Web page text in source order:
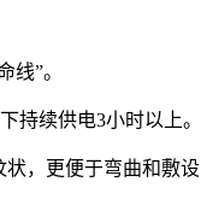
线”。
续供电3小时以上
，更便于弯曲和敷